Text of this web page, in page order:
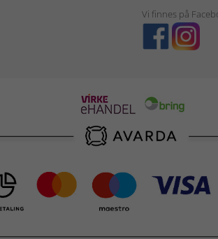
Vi finnes på